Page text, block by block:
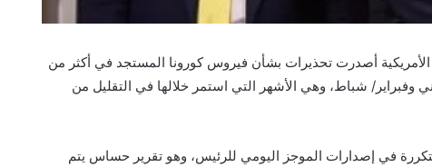
أصدرت تحذيرات بشأن فيروس كورونا المستجد في أكثر من
وفبراير/ شباط، وهي الأشهر التي استمر خلالها في التقليل من
في إصدارات الموجز اليومي للرئيس، وهو تقرير حساس يتم